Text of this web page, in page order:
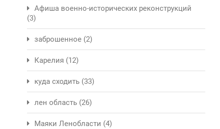
Афиша военно-исторических реконструкций
(3)
заброшенное (2)
Карелия (12)
куда сходить (33)
лен область (26)
Маяки Ленобласти (4)